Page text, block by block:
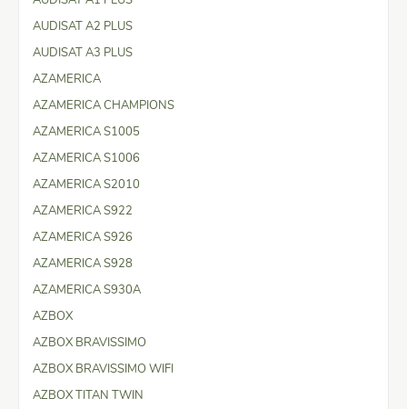
AUDISAT A2 PLUS
AUDISAT A3 PLUS
AZAMERICA
AZAMERICA CHAMPIONS
AZAMERICA S1005
AZAMERICA S1006
AZAMERICA S2010
AZAMERICA S922
AZAMERICA S926
AZAMERICA S928
AZAMERICA S930A
AZBOX
AZBOX BRAVISSIMO
AZBOX BRAVISSIMO WIFI
AZBOX TITAN TWIN